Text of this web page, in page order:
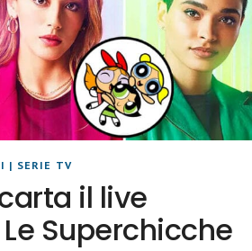
| SERIE TV
il live
Superchicche